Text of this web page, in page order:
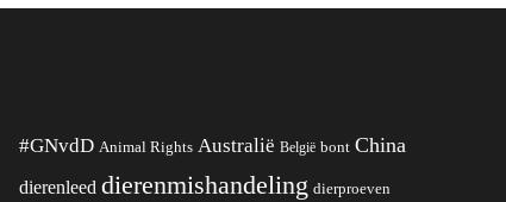
#GNvdD Animal Rights Australië België bont China
dierenleed dierenmishandeling dierproeven